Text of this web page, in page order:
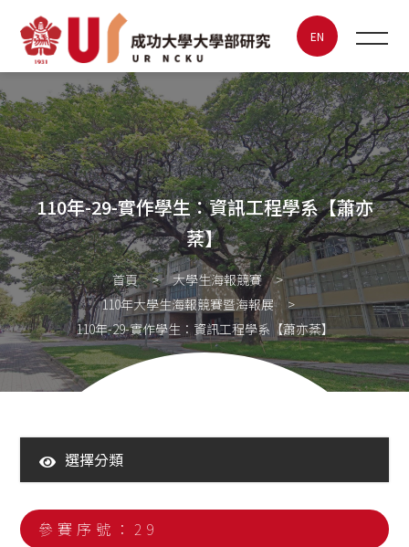
110年-29-實作學生：資訊工程
學系【蕭亦棻】
最新消息
關於UR
特色實驗室
大學生海報競賽
成大創新創業
聯絡我們
EN
110年-29-實作學生：資訊工程學系【蕭亦
棻】
首頁
大學生海報競賽
110年大學生海報競賽暨海報展
110年-29-實作學生：資訊工程學系【蕭亦棻】
選擇分類
110年大學生海報競賽暨海報展
111年大學生海報競賽暨海報展
參賽序號：29